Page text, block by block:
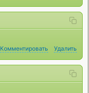
Комментировать Удалить